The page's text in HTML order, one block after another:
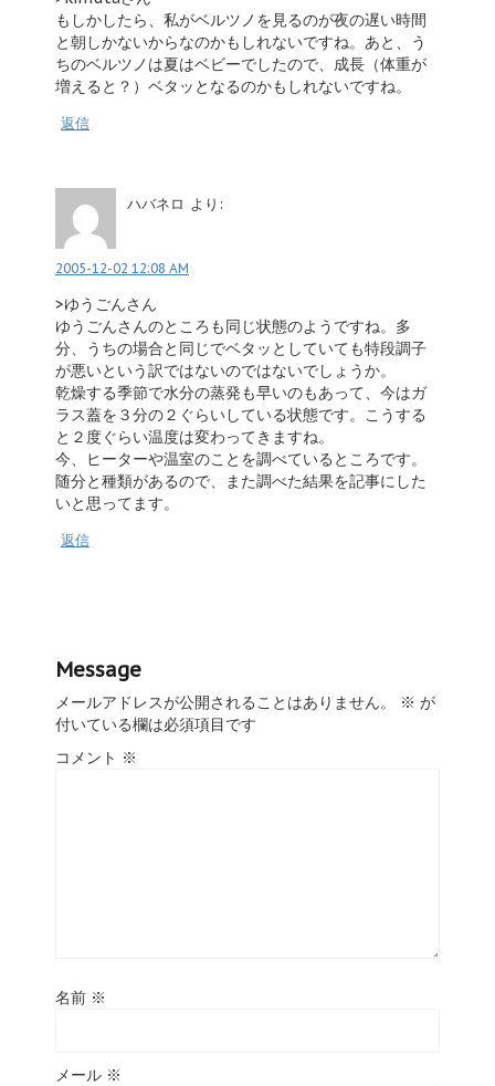
もしかしたら、私がベルツノを見るのが夜の遅い時間
と朝しかないからなのかもしれないですね。あと、う
ちのベルツノは夏はベビーでしたので、成長（体重が
増えると？）ベタッとなるのかもしれないですね。
返信
ハバネロ より:
2005-12-02 12:08 AM
>ゆうごんさん
ゆうごんさんのところも同じ状態のようですね。多
分、うちの場合と同じでベタッとしていても特段調子
が悪いという訳ではないのではないでしょうか。
乾燥する季節で水分の蒸発も早いのもあって、今はガ
ラス蓋を３分の２ぐらいしている状態です。こうする
と２度ぐらい温度は変わってきますね。
今、ヒーターや温室のことを調べているところです。
随分と種類があるので、また調べた結果を記事にした
いと思ってます。
返信
Message
メールアドレスが公開されることはありません。 ※ が
付いている欄は必須項目です
コメント ※
名前 ※
メール ※